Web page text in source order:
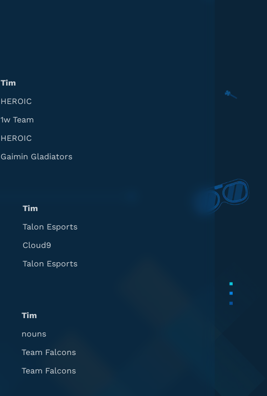
Tim
HEROIC
1w Team
HEROIC
Gaimin Gladiators
Tim
Talon Esports
Cloud9
Talon Esports
Tim
nouns
Team Falcons
Team Falcons